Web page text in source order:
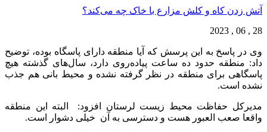
آتش زدن کاه و کلش مزارع با خاک چه می‌کند؟
28 , 06 , 2023
وی در پاسخ به این پرسش که آیا منطقه دارای پاسگاه بوده، توضیح
داد: منطقه حدود ده ساعت پیاده‌روی دارد، سال‌های گذشته هیچ
پاسگاهی برای منطقه در نظر گرفته نشده و محیط بانی هم جذب
نشده است.
مدیرکل حفاظت محیط زیست لرستان افزود: البته این منطقه
واقعا صعب العبور هست و دسترسی به آن خیلی دشوار است.